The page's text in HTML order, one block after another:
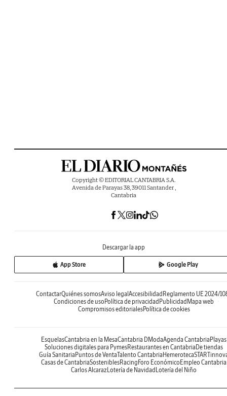
Copyright © EDITORIAL CANTABRIA S.A.
Avenida de Parayas 38, 39011 Santander ,
Cantabria
Descargar la app
App Store Google Play
ContactarQuiénes somosAviso legalAccesibilidadReglamento UE 2024/
Condiciones de usoPolítica de privacidadPublicidadMapa web
Compromisos editorialesPolítica de cookies
EsquelasCantabria en la MesaCantabria DModaAgenda CantabriaPlayas
Soluciones digitales para PymesRestaurantes en CantabriaDe tiendas
Guía SanitariaPuntos de VentaTalento CantabriaHemeroteca
Casas de CantabriaSosteniblesRacingForo EconómicoEmpleo Cantabria
Carlos AlcarazLotería de NavidadLotería del Niño